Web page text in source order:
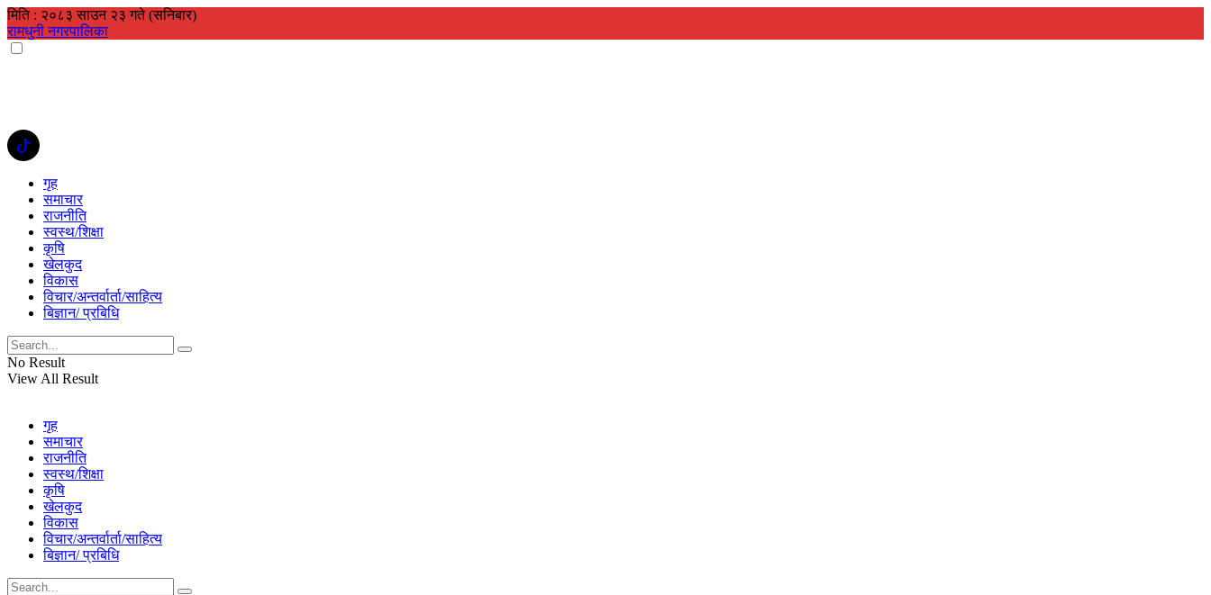
मिति : २०८३ साउन २३ गते (सनिबार)
रामधुनी नगरपालिका
गृह
समाचार
राजनीति
स्वस्थ/शिक्षा
कृषि
खेलकुद
विकास
विचार/अन्तर्वार्ता/साहित्य
बिज्ञान/ प्रबिधि
No Result
View All Result
गृह
समाचार
राजनीति
स्वस्थ/शिक्षा
कृषि
खेलकुद
विकास
विचार/अन्तर्वार्ता/साहित्य
बिज्ञान/ प्रबिधि